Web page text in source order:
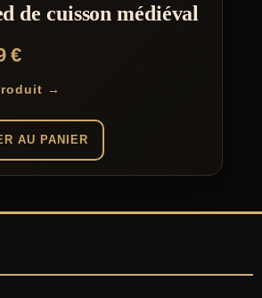
de cuisson médiéval
€
→
AU PANIER